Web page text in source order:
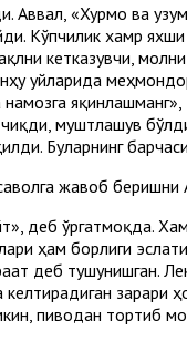
Аввал, «Хурмо ва
Кўпчилик хамр
кетказувчи,
уйларида
яқинлашманг»,
муштлашув
Буларнинг
жавоб беришни
деб ўргатмоқда.
ҳам борлиги
деб тушунишган.
зарари
пиводан тортиб